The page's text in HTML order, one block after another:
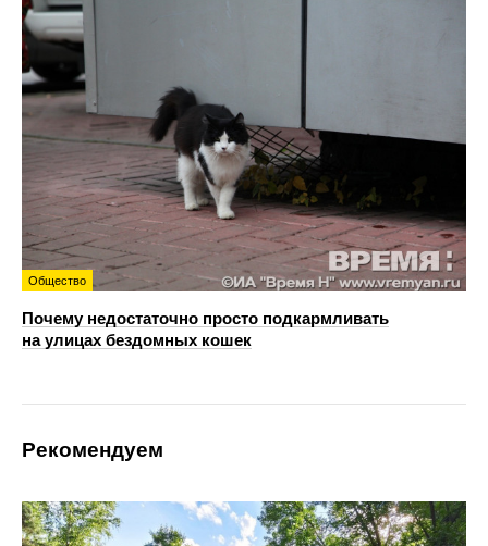
Общество
Почему недостаточно просто подкармливать
на улицах бездомных кошек
Рекомендуем